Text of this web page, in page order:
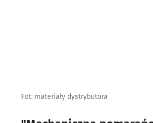
Fot: materiały dystrybutora